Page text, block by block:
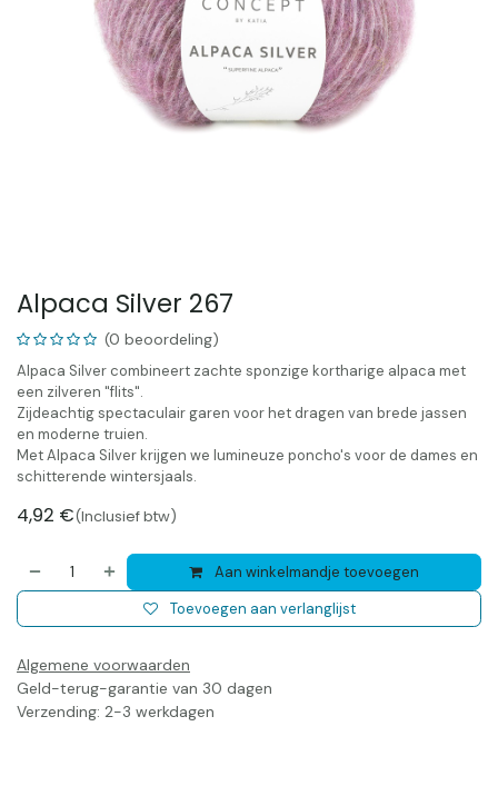
Alpaca Silver 267
(0 beoordeling)
Alpaca Silver combineert zachte sponzige kortharige alpaca met
een zilveren "flits".
Zijdeachtig spectaculair garen voor het dragen van brede jassen
en moderne truien.
Met Alpaca Silver krijgen we lumineuze poncho's voor de dames en
schitterende wintersjaals.
4,92 €(Inclusief btw)
Aan winkelmandje toevoegen
Toevoegen aan verlanglijst
Algemene voorwaarden
Geld-terug-garantie van 30 dagen
Verzending: 2-3 werkdagen